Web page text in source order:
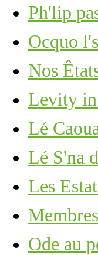
Ph'lip
Ocquo
Nos
Levity in
Lé
Lé S'na
Les
Ode au